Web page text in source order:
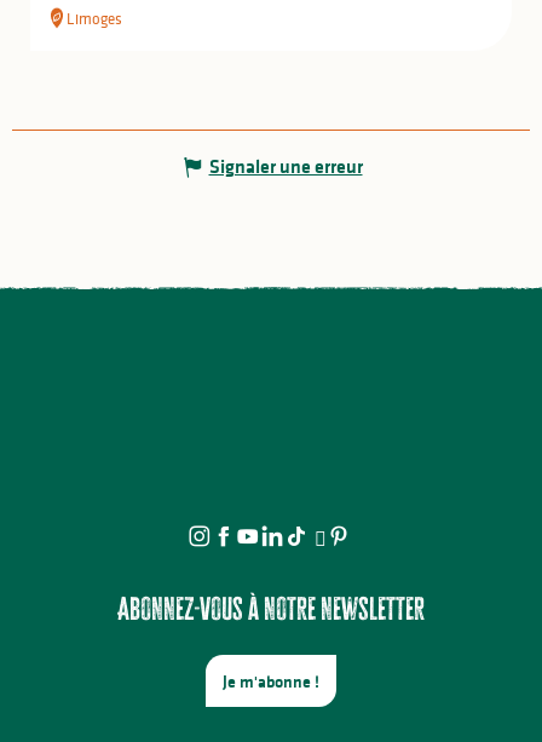
Limoges
Signaler une erreur
Abonnez-vous à notre newsletter
Je m'abonne !